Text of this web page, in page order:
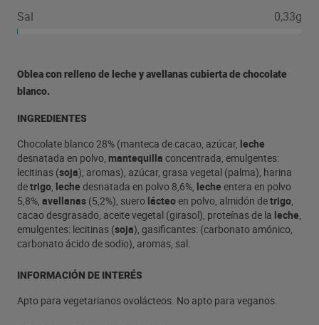
Sal 0,33g
Oblea con relleno de leche y avellanas cubierta de chocolate
blanco.
INGREDIENTES
Chocolate blanco 28% (manteca de cacao, azúcar, leche
desnatada en polvo, mantequilla concentrada, emulgentes:
lecitinas (soja); aromas), azúcar, grasa vegetal (palma), harina
detrigo, leche desnatada en polvo 8,6%, leche entera en polvo
5,8%, avellanas (5,2%), suero lácteoen polvo, almidón detrigo,
cacao desgrasado, aceite vegetal (girasol), proteínas de la leche,
emulgentes: lecitinas (soja), gasificantes: (carbonato amónico,
carbonato ácido de sodio), aromas, sal.
INFORMACIÓN DE INTERÉS
Apto para vegetarianos ovolácteos. No apto para veganos.